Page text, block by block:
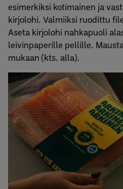
esimerkiksi kotimainen ja
kirjolohi. Valmiiksi ruodittu
Aseta kirjolohi nahkapuoli
leivinpaperille pellille.
mukaan (kts. alla).